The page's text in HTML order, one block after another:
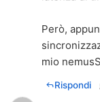
Però,
mio
Rispondi